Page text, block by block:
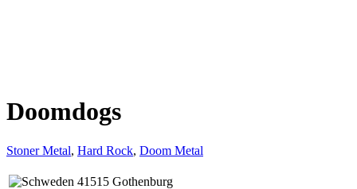
Doomdogs
Stoner Metal, Hard Rock, Doom Metal
41515 Gothenburg